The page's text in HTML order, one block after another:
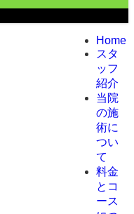
Home
スタ
ッフ
紹介
当院
の施
術に
つい
て
料金
とコ
ース